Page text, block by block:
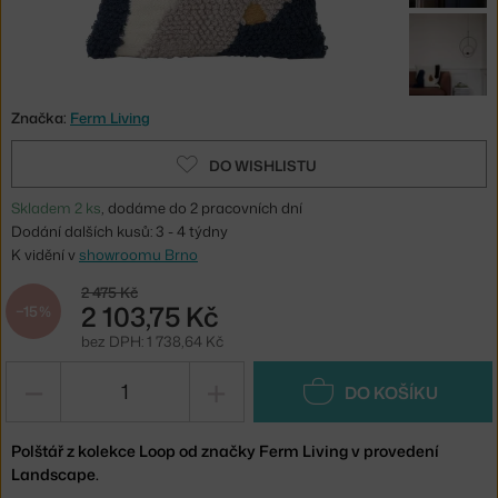
Značka: Ferm Living
DO WISHLISTU
Skladem 2 ks, dodáme do 2 pracovních dní
Dodání dalších kusů: 3 - 4 týdny
K vidění v showroomu Brno
−15 %
2 475 Kč
2 103,75 Kč
bez DPH: 1 738,64 Kč
DO KOŠÍKU
Polštář z kolekce Loop od značky Ferm Living v provedení
Landscape.